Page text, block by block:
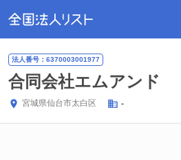
法人番号：6370003001977
合同会社エムアンド
宮城県仙台市太白区 -